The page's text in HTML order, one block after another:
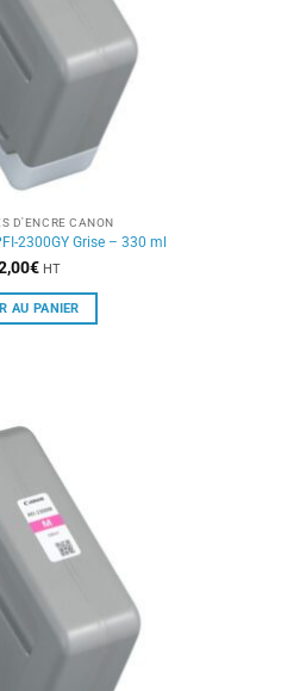
D'ENCRE CANON
2300GY Grise – 330 ml
€ HT
AU PANIER